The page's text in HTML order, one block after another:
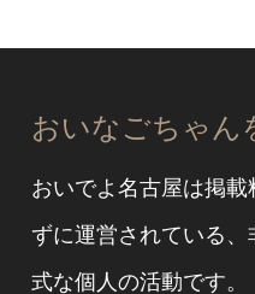
おいなごちゃん
おいでよ名古屋は掲
ずに運営されている、
式な個人の活動です。